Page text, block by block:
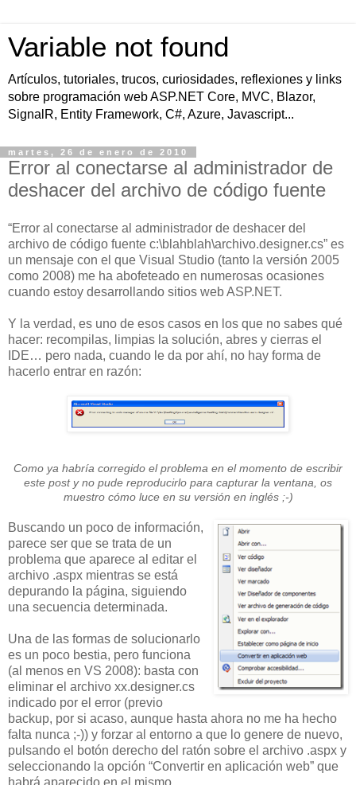
Variable not found
Artículos, tutoriales, trucos, curiosidades, reflexiones y links
sobre programación web ASP.NET Core, MVC, Blazor,
SignalR, Entity Framework, C#, Azure, Javascript...
martes, 26 de enero de 2010
Error al conectarse al administrador de
deshacer del archivo de código fuente
“Error al conectarse al administrador de deshacer del
archivo de código fuente c:\blahblah\archivo.designer.cs” es
un mensaje con el que Visual Studio (tanto la versión 2005
como 2008) me ha abofeteado en numerosas ocasiones
cuando estoy desarrollando sitios web ASP.NET.
Y la verdad, es uno de esos casos en los que no sabes qué
hacer: recompilas, limpias la solución, abres y cierras el
IDE… pero nada, cuando le da por ahí, no hay forma de
hacerlo entrar en razón:
Como ya habría corregido el problema en el momento de escribir
este post y no pude reproducirlo para capturar la ventana, os
muestro cómo luce en su versión en inglés ;-)
Buscando un poco de información,
parece ser que se trata de un
problema que aparece al editar el
archivo .aspx mientras se está
depurando la página, siguiendo
una secuencia determinada.
Una de las formas de solucionarlo
es un poco bestia, pero funciona
(al menos en VS 2008): basta con
eliminar el archivo xx.designer.cs
indicado por el error (previo
backup, por si acaso, aunque hasta ahora no me ha hecho
falta nunca ;-)) y forzar al entorno a que lo genere de nuevo,
pulsando el botón derecho del ratón sobre el archivo .aspx y
seleccionando la opción “Convertir en aplicación web” que
habrá aparecido en el mismo.